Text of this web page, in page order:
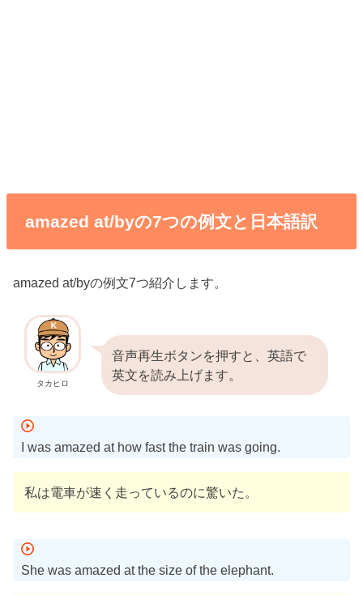
amazed at/byの7つの例文と日本語訳
amazed at/byの例文7つ紹介します。
タカヒロ
音声再生ボタンを押すと、英語で
英文を読み上げます。
I was amazed at how fast the train was going.
私は電車が速く走っているのに驚いた。
She was amazed at the size of the elephant.